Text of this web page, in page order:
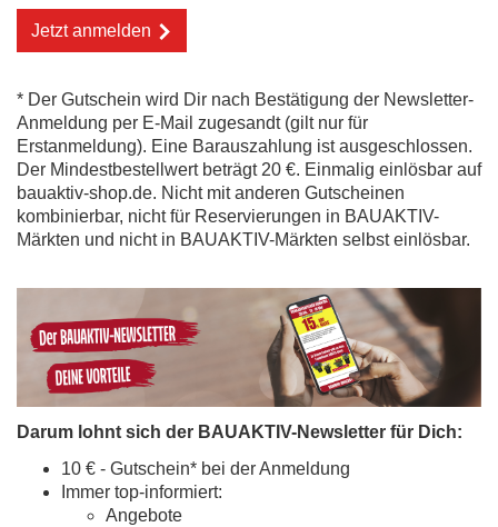
Jetzt anmelden
* Der Gutschein wird Dir nach Bestätigung der Newsletter-
Anmeldung per E-Mail zugesandt (gilt nur für
Erstanmeldung). Eine Barauszahlung ist ausgeschlossen.
Der Mindestbestellwert beträgt 20 €. Einmalig einlösbar auf
bauaktiv-shop.de. Nicht mit anderen Gutscheinen
kombinierbar, nicht für Reservierungen in BAUAKTIV-
Märkten und nicht in BAUAKTIV-Märkten selbst einlösbar.
Darum lohnt sich der BAUAKTIV-Newsletter für Dich:
10 € - Gutschein* bei der Anmeldung
Immer top-informiert:
Angebote